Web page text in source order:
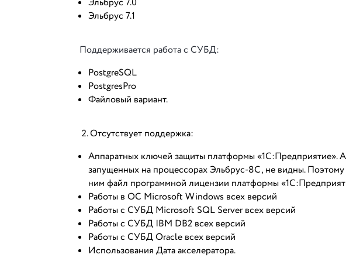
Эльбрус 7.1
Поддерживается работа с СУБД:
PostgreSQL
PostgresPro
Файловый вариант.
Отсутствует поддержка:
Аппаратных ключей защиты платформы «1С:Предприятие».
запущенных на процессорах Эльбрус-8С, не видны.
ним файл программной лицензии платформы
Работы в ОС Microsoft Windows всех версий
Работы с СУБД Microsoft SQL Server всех версий
Работы с СУБД IBM DB2 всех версий
Работы с СУБД Oracle всех версий
Использования Дата акселератора.